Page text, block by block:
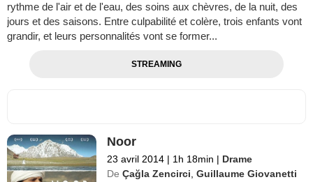
rythme de l'air et de l'eau, des soins aux chèvres, de la nuit, des
jours et des saisons. Entre culpabilité et colère, trois enfants vont
grandir, et leurs personnalités vont se former...
STREAMING
Noor
23 avril 2014 | 1h 18min | Drame
De Çağla Zencirci,Guillaume Giovanetti